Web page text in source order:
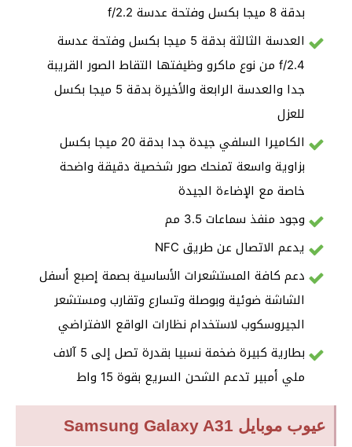
بدقة 8 ميجا بكسل وفتحة عدسة f/2.2
العدسة الثالثة بدقة 5 ميجا بكسل وفتحة عدسة
f/2.4 من نوع ماكرو وظيفتها التقاط الصور القريبة
جدا والعدسة الرابعة والأخيرة بدقة 5 ميجا بكسل
للعزل
الكاميرا السلفي جيدة جدا بدقة 20 ميجا بكسل
بزاوية واسعة تمنحك صور شخصية دقيقة واضحة
خاصة مع الإضاءة الجيدة
وجود منفذ سماعات 3.5 مم
يدعم الاتصال عن طريق NFC
دعم كافة المستشعرات الأساسية بصمة إصبع أسفل
الشاشة ضوئية وبوصلة وتسارع وتقارب ومستشعر
الجيروسكوب لاستخدام نظارات الواقع الافتراضي
بطارية كبيرة ضخمة نسبيا بقدرة تصل إلى 5 آلاف
ملي أمبير تدعم الشحن السريع بقوة 15 واط
عيوب موبايل Samsung Galaxy A31